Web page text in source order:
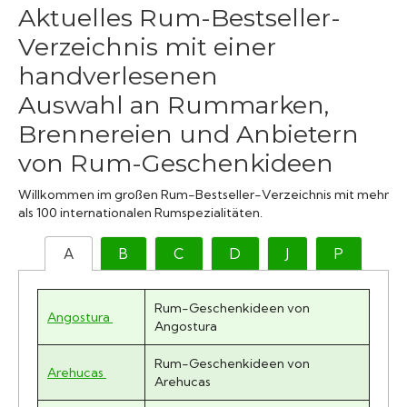
Wohnen
Aktuelles Rum-Bestseller-
Verzeichnis mit einer
handverlesenen
Auswahl an Rummarken,
Brennereien und Anbietern
von Rum-Geschenkideen
Willkommen im großen Rum-Bestseller-Verzeichnis mit mehr
als 100 internationalen Rumspezialitäten.
A B C D J P
Angostura
Rum-Geschenkideen von
Angostura
Arehucas
Rum-Geschenkideen von
Arehucas